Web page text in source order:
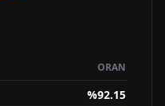
ORAN
%92.15